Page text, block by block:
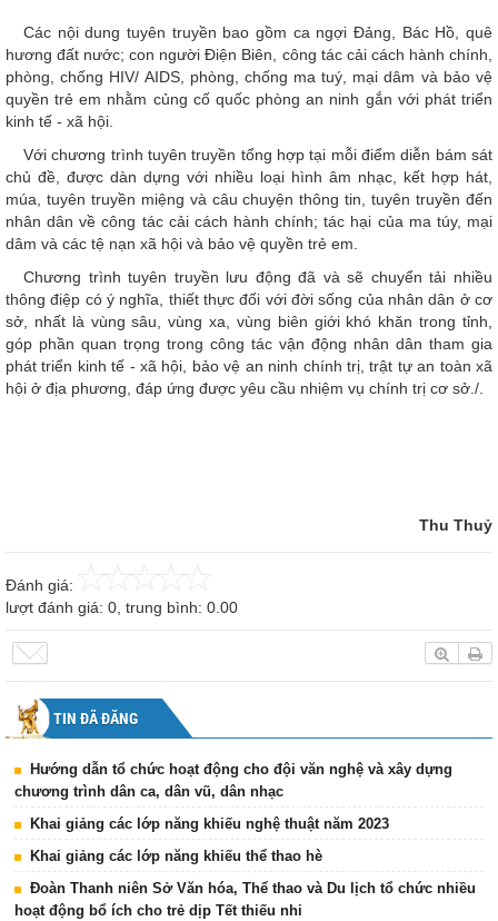
Các nội dung tuyên truyền bao gồm ca ngợi Đảng, Bác Hồ, quê
hương đất nước; con người Điện Biên, công tác cải cách hành chính,
phòng, chống HIV/ AIDS, phòng, chống ma tuý, mại dâm và bảo vệ
quyền trẻ em nhằm củng cố quốc phòng an ninh gắn với phát triển
kinh tế - xã hội.
Với chương trình tuyên truyền tổng hợp tại mỗi điểm diễn bám sát
chủ đề, được dàn dựng với nhiều loại hình âm nhạc, kết hợp hát,
múa, tuyên truyền miệng và câu chuyện thông tin, tuyên truyền đến
nhân dân về công tác cải cách hành chính; tác hại của ma túy, mại
dâm và các tệ nạn xã hội và bảo vệ quyền trẻ em.
Chương trình tuyên truyền lưu động đã và sẽ chuyển tải nhiều
thông điệp có ý nghĩa, thiết thực đối với đời sống của nhân dân ở cơ
sở, nhất là vùng sâu, vùng xa, vùng biên giới khó khăn trong tỉnh,
góp phần quan trọng trong công tác vận động nhân dân tham gia
phát triển kinh tế - xã hội, bảo vệ an ninh chính trị, trật tự an toàn xã
hội ở địa phương, đáp ứng được yêu cầu nhiệm vụ chính trị cơ sở./.
Thu Thuỷ
Đánh giá:
lượt đánh giá: 0, trung bình: 0.00
TIN ĐÃ ĐĂNG
Hướng dẫn tổ chức hoạt động cho đội văn nghệ và xây dựng
chương trình dân ca, dân vũ, dân nhạc
Khai giảng các lớp năng khiếu nghệ thuật năm 2023
Khai giảng các lớp năng khiếu thể thao hè
Đoàn Thanh niên Sở Văn hóa, Thể thao và Du lịch tổ chức nhiều
hoạt động bổ ích cho trẻ dịp Tết thiếu nhi